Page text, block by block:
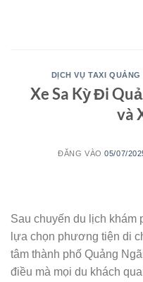
DỊCH VỤ TAXI QUẢNG
Xe Sa Kỳ Đi
và
ĐĂNG VÀO05/07/
Sau chuyến du lịch khám
lựa chọn phương tiện di
tâm thành phố Quảng
điều mà mọi du khách